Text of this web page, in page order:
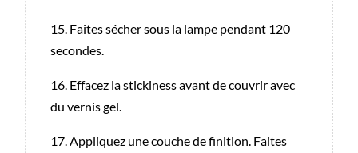
15. Faites sécher sous la lampe pendant 120
secondes.
16. Effacez la stickiness avant de couvrir avec
du vernis gel.
17. Appliquez une couche de finition. Faites